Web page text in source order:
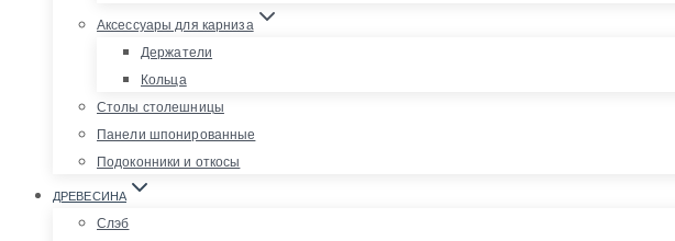
Аксессуары для карниза
Держатели
Кольца
Столы столешницы
Панели шпонированные
Подоконники и откосы
ДРЕВЕСИНА
Слэб